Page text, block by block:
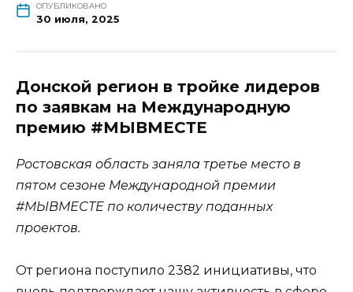
ОПУБЛИКОВАНО
30 июля, 2025
Донской регион в тройке лидеров
по заявкам на Международную
премию #МЫВМЕСТЕ
Ростовская область заняла третье место в
пятом сезоне Международной премии
#МЫВМЕСТЕ по количеству поданных
проектов.
От региона поступило 2382 инициативы, что